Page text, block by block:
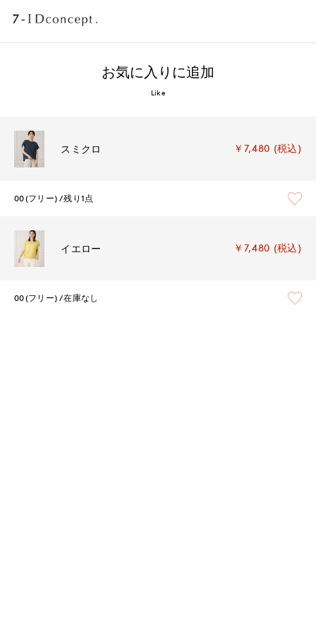
お気に入りに追加
Like
スミクロ ￥7,480 (税込)
00(フリー) 残り1点
イエロー ￥7,480 (税込)
00(フリー) 在庫なし